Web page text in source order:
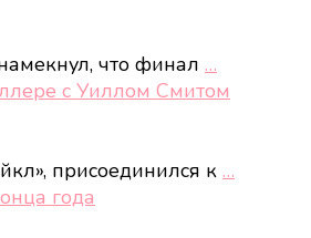
что финал …
с Уиллом Смитом
присоединился к …
года